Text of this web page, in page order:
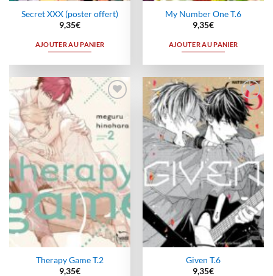
Secret XXX (poster offert)
9,35€
AJOUTER AU PANIER
My Number One T.6
9,35€
AJOUTER AU PANIER
Ajouter
à la
wishlist
Therapy Game T.2
9,35€
Ajouter
à la
wishlist
Given T.6
9,35€